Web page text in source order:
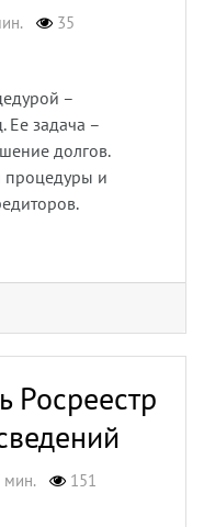
35
–
Ее задача –
долгов.
процедуры и
Росреестр
мин. 151